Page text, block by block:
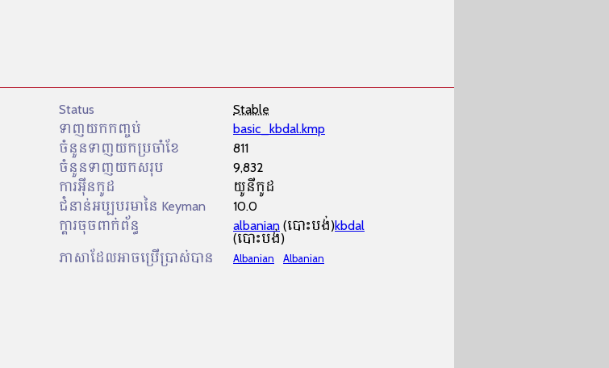
Status
Stable
ទាញយកកញ្ចប់
basic_kbdal.kmp
ចំនួនទាញយកប្រចាំខែ
811
ចំនួនទាញយកសរុប
9,832
ការអ៊ីនកូដ
យូនីកូដ
ជំនាន់អប្បបរមានៃ Keyman
10.0
ក្ដារចុចពាក់ព័ន្ធ
albanian (បោះបង់)kbdal
(បោះបង់)
ភាសាដែលអាចប្រើប្រាស់បាន
Albanian Albanian